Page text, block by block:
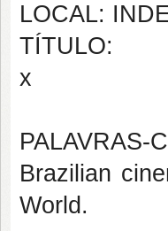
LOCAL:
TÍTULO:
x
PALAVRAS-
Brazilian
World.